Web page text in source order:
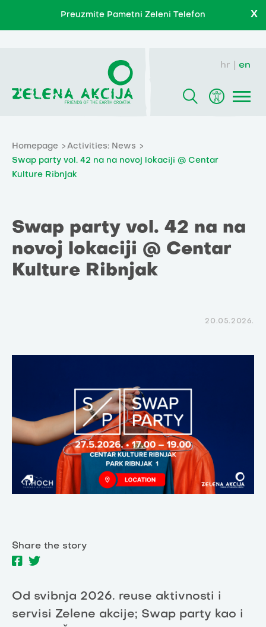
Preuzmite Pametni Zeleni Telefon X
hr en
Homepage
Activities: News
Swap party vol. 42 na na novoj lokaciji @ Centar
Kulture Ribnjak
Swap party vol. 42 na na
novoj lokaciji @ Centar
Kulture Ribnjak
20.05.2026.
Share the story
Od svibnja 2026. reuse aktivnosti i
servisi Zelene akcije; Swap party kao i